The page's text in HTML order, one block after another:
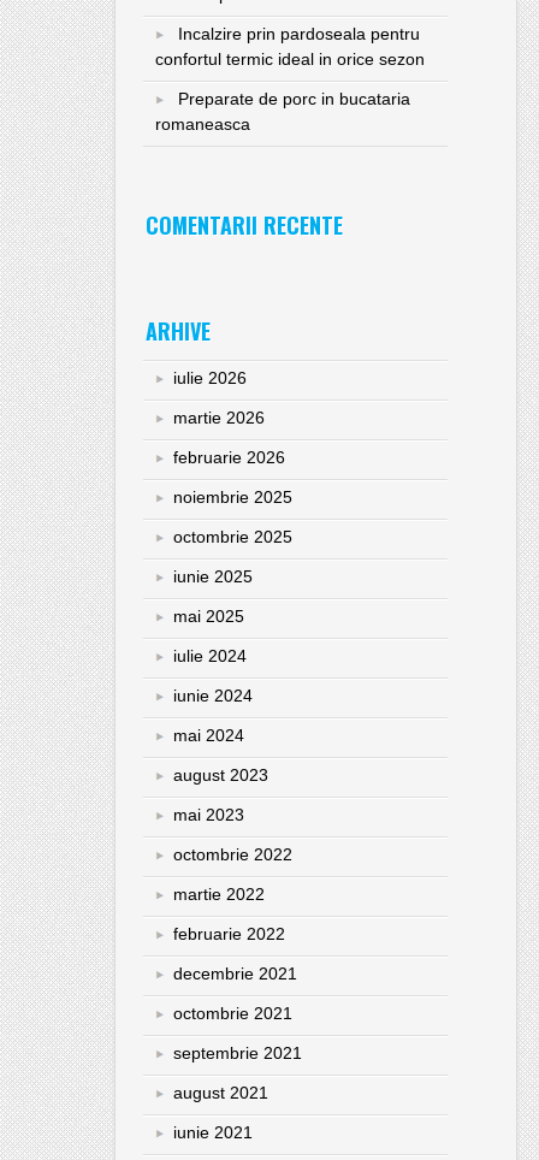
Incalzire prin pardoseala pentru
confortul termic ideal in orice sezon
Preparate de porc in bucataria
romaneasca
COMENTARII RECENTE
ARHIVE
iulie 2026
martie 2026
februarie 2026
noiembrie 2025
octombrie 2025
iunie 2025
mai 2025
iulie 2024
iunie 2024
mai 2024
august 2023
mai 2023
octombrie 2022
martie 2022
februarie 2022
decembrie 2021
octombrie 2021
septembrie 2021
august 2021
iunie 2021